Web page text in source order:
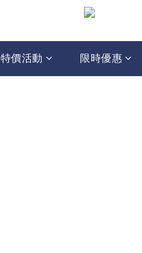
特價活動 限時優惠